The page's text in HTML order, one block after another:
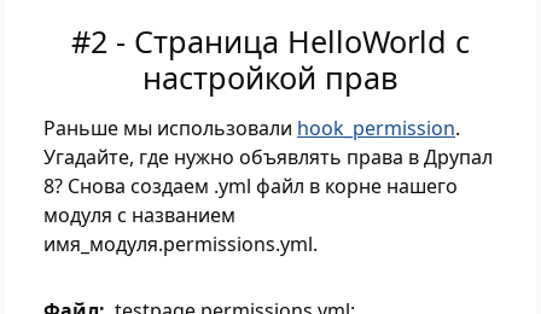
#2 - Страница HelloWorld с
настройкой прав
Раньше мы использовали hook_permission.
Угадайте, где нужно объявлять права в Друпал
8? Снова создаем .yml файл в корне нашего
модуля c названием
имя_модуля.permissions.yml.